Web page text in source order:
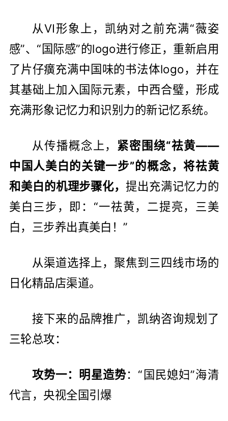
从VI形象上，凯纳对之前充满“薇姿
感”、“国际感”的logo进行修正，重新启用
了片仔癀充满中国味的书法体logo，并在
其基础上加入国际元素，中西合璧，形成
充满形象记忆力和识别力的新记忆系统。
从传播概念上， 紧密围绕“祛黄——
中国人美白的关键一步”的概念，将祛黄
和美白的机理步骤化，提出充满记忆力的
美白三步，即：“一祛黄，二提亮，三美
白，三步养出真美白！”
从渠道选择上，聚焦到三四线市场的
日化精品店渠道。
接下来的品牌推广，凯纳咨询规划了
三轮总攻：
攻势一：明星造势：“国民媳妇”海清
代言，央视全国引爆